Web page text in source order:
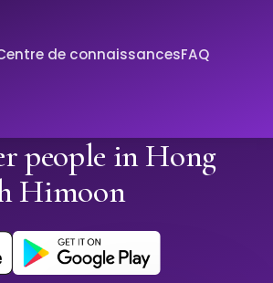
de connaissancesFAQ
people in Hong
Himoon